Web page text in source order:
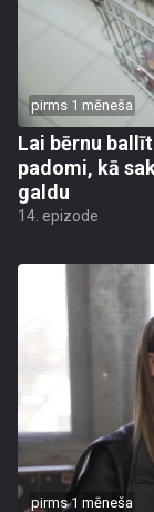
pirms 1 mēneša
Lai bērnu
padomi, kā
galdu
14. epizode
pirms 1 mēneša